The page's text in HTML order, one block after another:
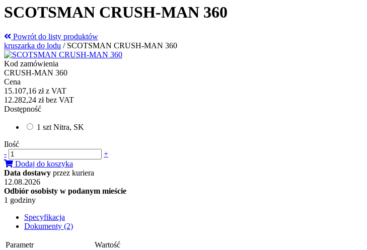
SCOTSMAN CRUSH-MAN 360
Powrót do listy produktów
kruszarka do lodu / SCOTSMAN CRUSH-MAN 360
Kod zamówienia
CRUSH-MAN 360
Cena
15.107,16 złz VAT
12.282,24 złbez VAT
Dostępność
1 szt Nitra, SK
Ilość
-
+
Dodaj do koszyka
Data dostawy przez kuriera
12.08.2026
Odbiór osobisty w podanym mieście
1 godziny
Specyfikacja
Dokumenty (2)
Parametr
Wartość